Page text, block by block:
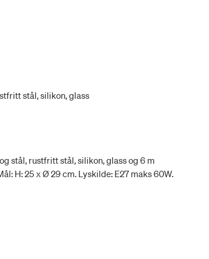
stål, silikon, glass
stål, rustfritt stål, silikon, glass og 6 m
H: 25 x Ø 29 cm. Lyskilde: E27 maks 60W.